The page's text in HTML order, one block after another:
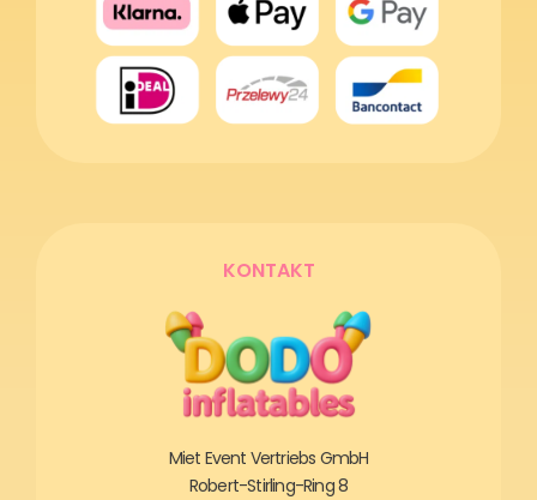
KONTAKT
Miet Event Vertriebs GmbH
Robert-Stirling-Ring 8